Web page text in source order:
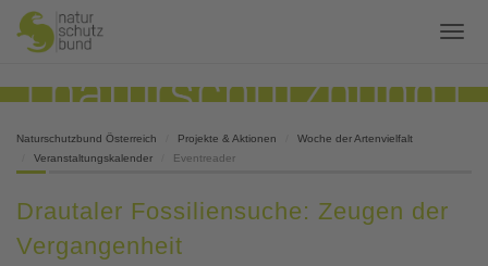
Naturschutzbund Österreich Projekte & Aktionen
Woche der Artenvielfalt
Veranstaltungskalender
Eventreader
Drautaler Fossiliensuche: Zeugen der
Vergangenheit